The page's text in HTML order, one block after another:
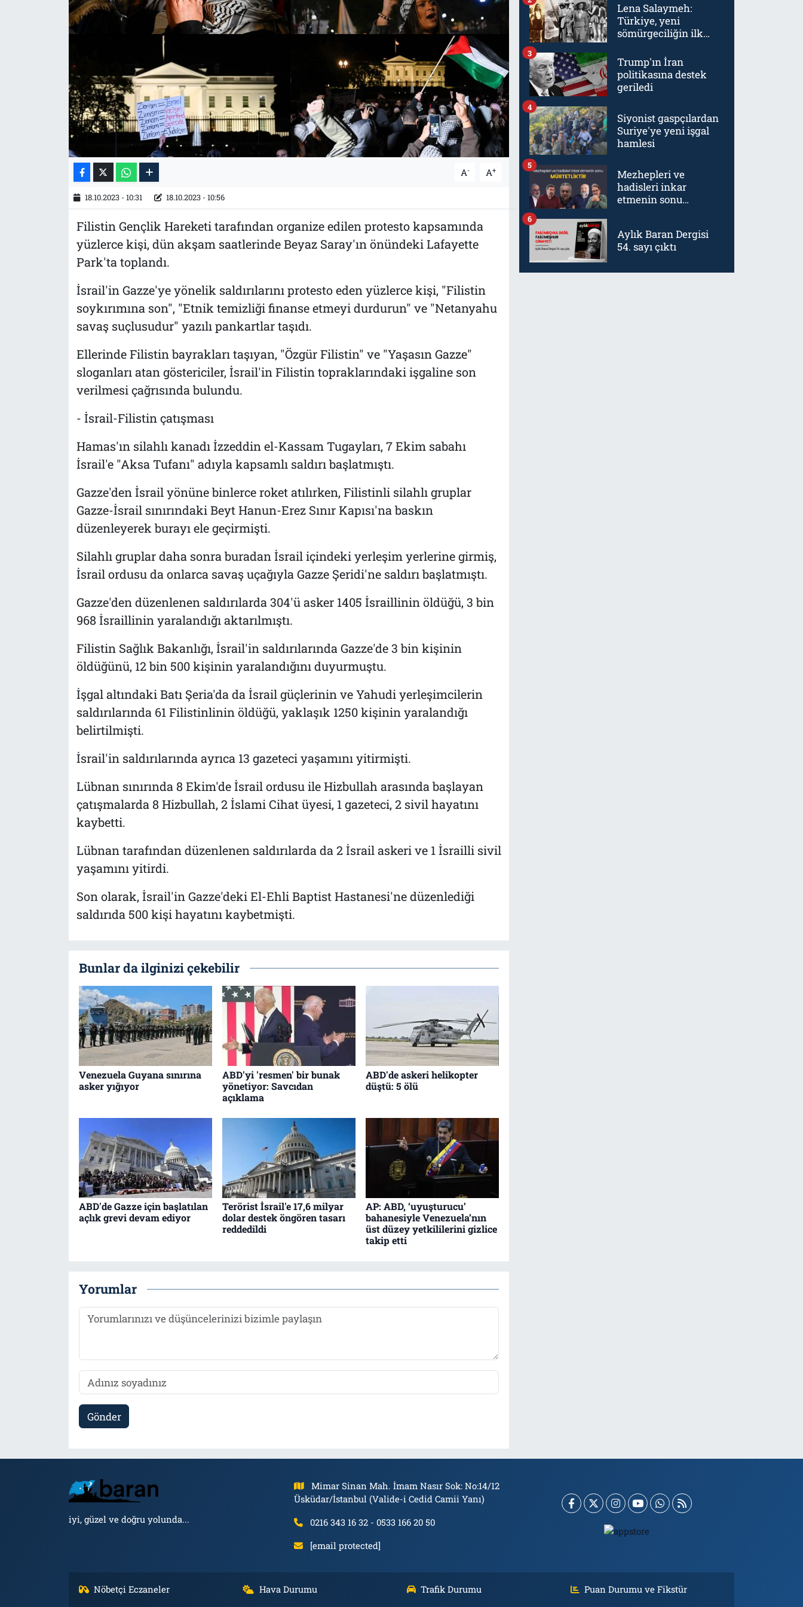
A- A+
18.10.2023 - 10:31 18.10.2023 - 10:56
Filistin Gençlik Hareketi tarafından organize edilen protesto kapsamında
yüzlerce kişi, dün akşam saatlerinde Beyaz Saray'ın önündeki Lafayette
Park'ta toplandı.
İsrail'in Gazze'ye yönelik saldırılarını protesto eden yüzlerce kişi, "Filistin
soykırımına son", "Etnik temizliği finanse etmeyi durdurun" ve "Netanyahu
savaş suçlusudur" yazılı pankartlar taşıdı.
Ellerinde Filistin bayrakları taşıyan, "Özgür Filistin" ve "Yaşasın Gazze"
sloganları atan göstericiler, İsrail'in Filistin topraklarındaki işgaline son
verilmesi çağrısında bulundu.
- İsrail-Filistin çatışması
Hamas'ın silahlı kanadı İzzeddin el-Kassam Tugayları, 7 Ekim sabahı
İsrail'e "Aksa Tufanı" adıyla kapsamlı saldırı başlatmıştı.
Gazze'den İsrail yönüne binlerce roket atılırken, Filistinli silahlı gruplar
Gazze-İsrail sınırındaki Beyt Hanun-Erez Sınır Kapısı'na baskın
düzenleyerek burayı ele geçirmişti.
Silahlı gruplar daha sonra buradan İsrail içindeki yerleşim yerlerine girmiş,
İsrail ordusu da onlarca savaş uçağıyla Gazze Şeridi'ne saldırı başlatmıştı.
Gazze'den düzenlenen saldırılarda 304'ü asker 1405 İsraillinin öldüğü, 3 bin
968 İsraillinin yaralandığı aktarılmıştı.
Filistin Sağlık Bakanlığı, İsrail'in saldırılarında Gazze'de 3 bin kişinin
öldüğünü, 12 bin 500 kişinin yaralandığını duyurmuştu.
İşgal altındaki Batı Şeria'da da İsrail güçlerinin ve Yahudi yerleşimcilerin
saldırılarında 61 Filistinlinin öldüğü, yaklaşık 1250 kişinin yaralandığı
belirtilmişti.
İsrail'in saldırılarında ayrıca 13 gazeteci yaşamını yitirmişti.
Lübnan sınırında 8 Ekim'de İsrail ordusu ile Hizbullah arasında başlayan
çatışmalarda 8 Hizbullah, 2 İslami Cihat üyesi, 1 gazeteci, 2 sivil hayatını
kaybetti.
Lübnan tarafından düzenlenen saldırılarda da 2 İsrail askeri ve 1 İsrailli sivil
yaşamını yitirdi.
Son olarak, İsrail'in Gazze'deki El-Ehli Baptist Hastanesi'ne düzenlediği
saldırıda 500 kişi hayatını kaybetmişti.
Bunlar da ilginizi çekebilir
Venezuela Guyana sınırına
asker yığıyor
ABD'yi 'resmen' bir bunak
yönetiyor: Savcıdan
açıklama
ABD'de askeri helikopter
düştü: 5 ölü
ABD'de Gazze için başlatılan
açlık grevi devam ediyor
Terörist İsrail'e 17,6 milyar
dolar destek öngören tasarı
reddedildi
AP: ABD, ‘uyuşturucu’
bahanesiyle Venezuela’nın
üst düzey yetkililerini gizlice
takip etti
Yorumlar
Gönder
Lena Salaymeh:
Türkiye, yeni
sömürgeciliğin ilk
Trump'ın İran
politikasına destek
geriledi
3
Siyonist gaspçılardan
Suriye'ye yeni işgal
hamlesi
4
Mezhepleri ve
hadisleri inkar
etmenin sonu
5
Aylık Baran Dergisi
54. sayı çıktı
6
iyi, güzel ve doğru yolunda...
Mimar Sinan Mah. İmam Nasır Sok: No:14/12
Üsküdar/İstanbul (Valide-i Cedid Camii Yanı)
0216 343 16 32 - 0533 166 20 50
[email protected]
Nöbetçi Eczaneler Hava Durumu Trafik Durumu
Puan Durumu ve Fikstür
İletişim